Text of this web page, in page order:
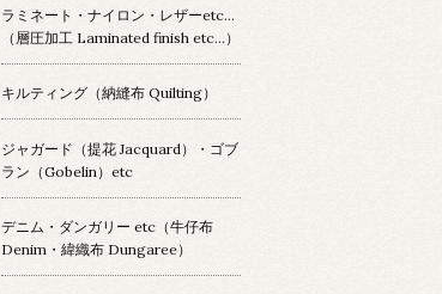
ラミネート・ナイロン・レザーetc…
（層圧加工 Laminated finish etc…）
キルティング（納縫布 Quilting）
ジャガード（提花 Jacquard）・ゴブ
ラン（Gobelin）etc
デニム・ダンガリー etc（牛仔布
Denim・緯織布 Dungaree）